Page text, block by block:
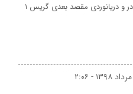
خارگ نیوز: معاون دریایی سازمان بنادر و دریانوردی مقصد بعدی گریس ۱